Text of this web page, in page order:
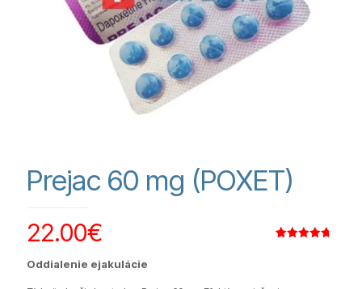
Prejac 60 mg (POXET)
22.00€
Oddialenie ejakulácie